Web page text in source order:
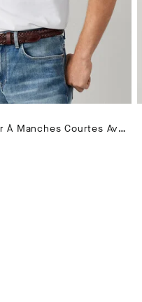
Polo Coupe Regular À Manches Courtes Avec Logo En Pima